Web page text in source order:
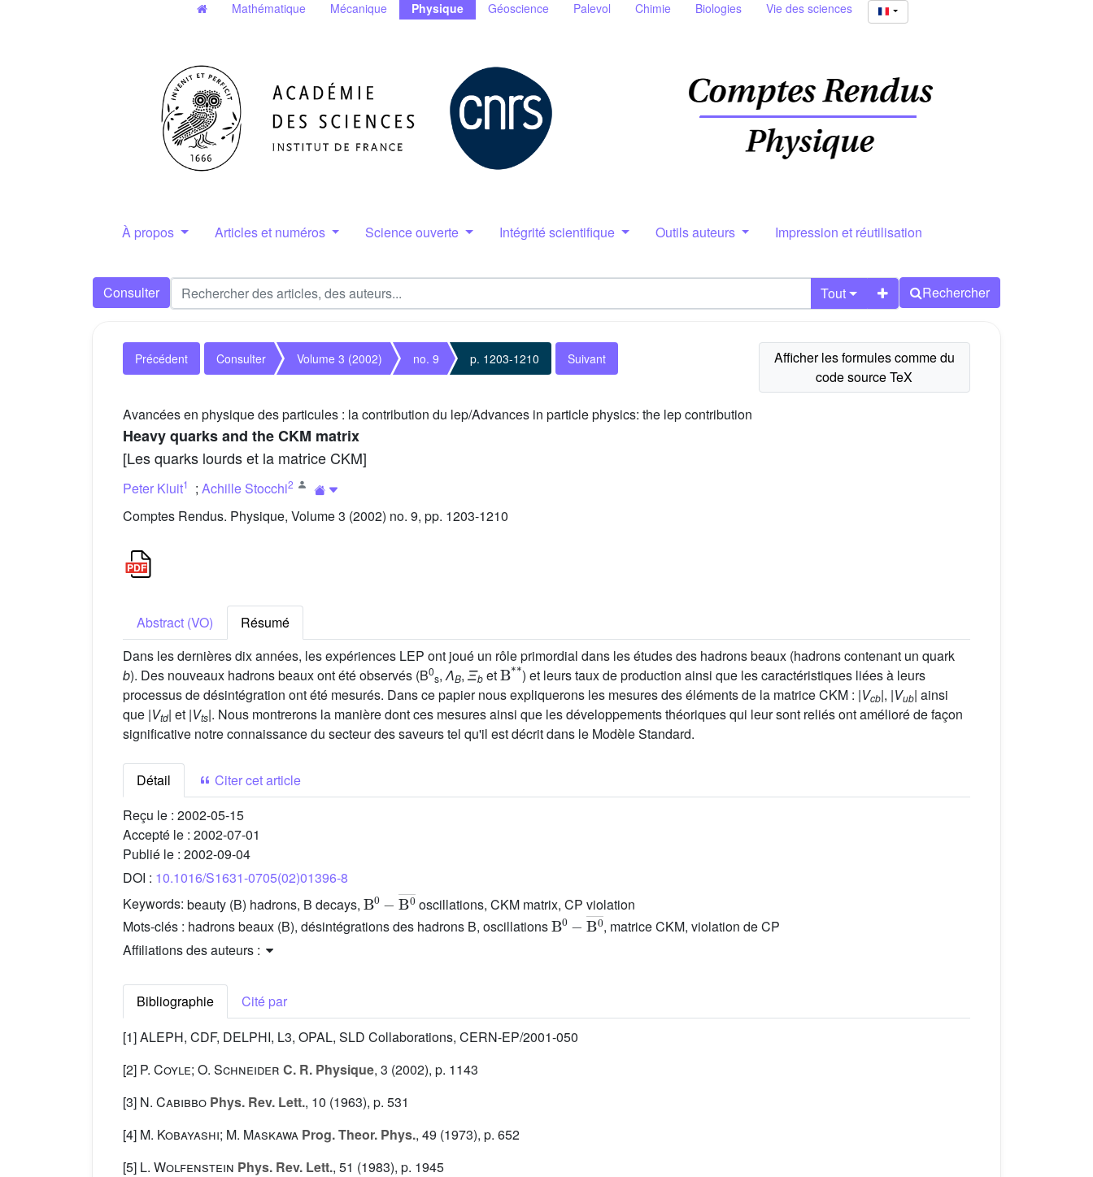
Mathématique Mécanique Physique Géoscience Palevol Chimie Biologies Vie des sciences
À propos Articles et numéros Science ouverte Intégrité scientifique Outils auteurs Impression et réutilisation
Consulter Tout Rechercher
Précédent Consulter Volume 3 (2002) no. 9 p. 1203-1210 Suivant
Avancées en physique des particules : la contribution du lep/Advances in particle physics: the lep contribution
Heavy quarks and the CKM matrix
[Les quarks lourds et la matrice CKM]
Peter Kluit1 ; Achille Stocchi2
Comptes Rendus. Physique, Volume 3 (2002) no. 9, pp. 1203-1210
Abstract (VO)
Résumé
Dans les dernières dix années, les expériences LEP ont joué un rôle primordial dans les études des hadrons beaux (hadrons contenant un quark
b). Des nouveaux hadrons beaux ont été observés (B0
s,ΛB, Ξb et
B**
) et leurs taux de production ainsi que les caractéristiques liées à leurs
processus de désintégration ont été mesurés. Dans ce papier nous expliquerons les mesures des éléments de la matrice CKM : |Vcb|, |Vub| ainsi
que |Vtd| et |Vts|. Nous montrerons la manière dont ces mesures ainsi que les développements théoriques qui leur sont reliés ont amélioré de façon
significative notre connaissance du secteur des saveurs tel qu'il est décrit dans le Modèle Standard.
Détail
Citer cet article
Reçu le : 2002-05-15
Accepté le : 2002-07-01
Publié le : 2002-09-04
DOI : 10.1016/S1631-0705(02)01396-8
Keywords: beauty (B) hadrons, B decays,
0 B0―
oscillations, CKM matrix, CP violation
Mots-clés : hadrons beaux (B), désintégrations des hadrons B, oscillations
B0− B0―
, matrice CKM, violation de CP
Affiliations des auteurs :
Bibliographie
Cité par
[1] ALEPH, CDF, DELPHI, L3, OPAL, SLD Collaborations, CERN-EP/2001-050
[2] P. Coyle; O. Schneider C. R. Physique, 3 (2002), p. 1143
[3] N. Cabibbo Phys. Rev. Lett., 10 (1963), p. 531
[4] M. Kobayashi; M. Maskawa Prog. Theor. Phys., 49 (1973), p. 652
[5] L. Wolfenstein Phys. Rev. Lett., 51 (1983), p. 1945